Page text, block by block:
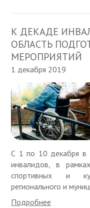
К ДЕКАДЕ
ОБЛАСТЬ
МЕРОПРИЯТИЙ
1 декабря 2019
С 1 по 10 декабря в
инвалидов, в
спортивных и
регионального и
Подробнее